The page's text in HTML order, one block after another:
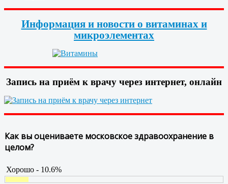
Информация и новости о витаминах и
микроэлементах
Запись на приём к врачу через интернет, онлайн
Как вы оцениваете московское здравоохранение в
целом?
Хорошо - 10.6%